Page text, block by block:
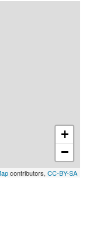
+
−
contributors, CC-BY-SA